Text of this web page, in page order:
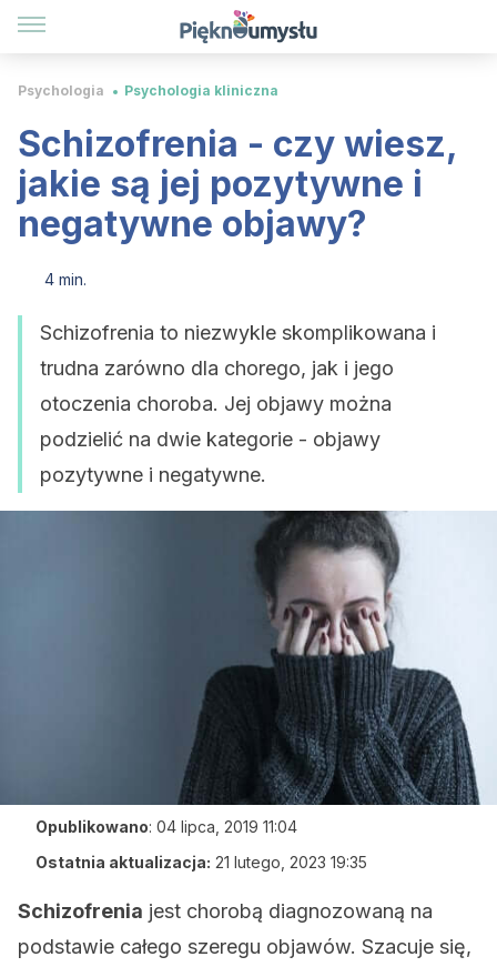
Psychologia Psychologia kliniczna
Schizofrenia - czy wiesz,
jakie są jej pozytywne i
negatywne objawy?
4 min.
Schizofrenia to niezwykle skomplikowana i
trudna zarówno dla chorego, jak i jego
otoczenia choroba. Jej objawy można
podzielić na dwie kategorie - objawy
pozytywne i negatywne.
Opublikowano: 04 lipca, 2019 11:04
Ostatnia aktualizacja: 21 lutego, 2023 19:35
Schizofrenia jest chorobą diagnozowaną na
podstawie całego szeregu objawów. Szacuje się,